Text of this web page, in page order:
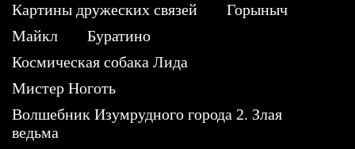
Картины дружеских связей
Горыныч
Майкл
Буратино
Космическая собака Лида
Мистер Ноготь
Волшебник Изумрудного города 2. Злая
ведьма